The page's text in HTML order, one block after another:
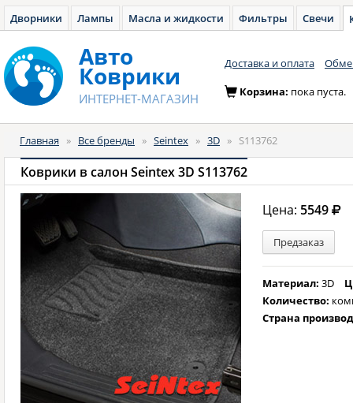
Дворники Лампы Масла и жидкости Фильтры Свечи
Авто
Коврики
ИНТЕРНЕТ-МАГАЗИН
Доставка и оплата
Корзина: пока пуста.
Главная » Все бренды » Seintex » 3D » S113762
Коврики в салон Seintex 3D S113762
Цена: 5549
Предзаказ
Материал:3D
Количество:
Страна